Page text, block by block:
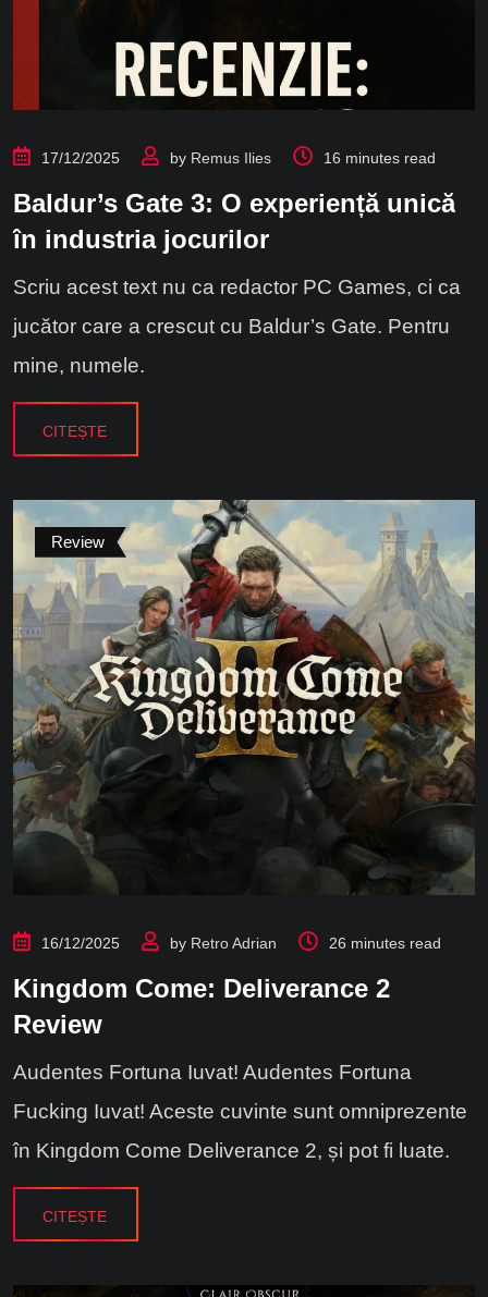
17/12/2025 by Remus Ilies 16 minutes read
Baldur’s Gate 3: O experiență unică
în industria jocurilor
Scriu acest text nu ca redactor PC Games, ci ca
jucător care a crescut cu Baldur’s Gate. Pentru
mine, numele.
CITEȘTE
Review
16/12/2025 by Retro Adrian 26 minutes read
Kingdom Come: Deliverance 2
Review
Audentes Fortuna Iuvat! Audentes Fortuna
Fucking Iuvat! Aceste cuvinte sunt omniprezente
în Kingdom Come Deliverance 2, și pot fi luate.
CITEȘTE